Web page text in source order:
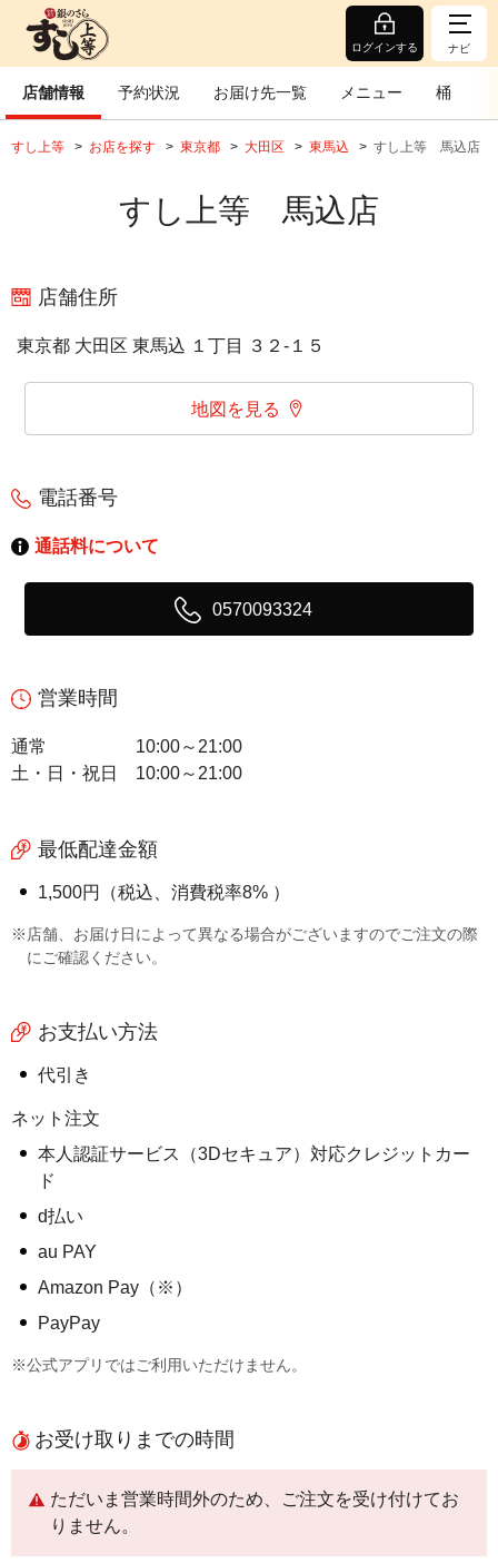
ログインする ナビ
店舗情報 予約状況 お届け先一覧 メニュー 桶
すし上等 お店を探す 東京都 大田区 東馬込 すし上等 馬込店
すし上等 馬込店
店舗住所
東京都 大田区 東馬込 １丁目 ３２‐１５
地図を見る
電話番号
通話料について
0570093324
営業時間
通常
10:00～21:00
土・日・祝日
10:00～21:00
最低配達金額
1,500円（税込、消費税率8% ）
※店舗、お届け日によって異なる場合がございますのでご注文の際
にご確認ください。
お支払い方法
代引き
ネット注文
本人認証サービス（3Dセキュア）対応クレジットカー
ド
d払い
au PAY
Amazon Pay（※）
PayPay
※公式アプリではご利用いただけません。
お受け取りまでの時間
ただいま営業時間外のため、ご注文を受け付けてお
りません。